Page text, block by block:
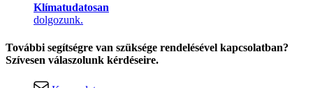
Klímatudatosan
dolgozunk.
További segítségre van szüksége rendelésével kapcsolatban?
Szívesen válaszolunk kérdéseire.